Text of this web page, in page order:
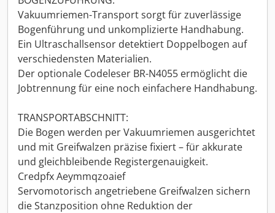
Vakuumriemen-Transport sorgt für zuverlässige
Bogenführung und unkomplizierte Handhabung.
Ein Ultraschallsensor detektiert Doppelbogen auf
verschiedensten Materialien.
Der optionale Codeleser BR-N4055 ermöglicht die
Jobtrennung für eine noch einfachere Handhabung.
TRANSPORTABSCHNITT:
Die Bogen werden per Vakuumriemen ausgerichtet
und mit Greifwalzen präzise fixiert – für akkurate
und gleichbleibende Registergenauigkeit.
Credpfx Aeymmqzoaief
Servomotorisch angetriebene Greifwalzen sichern
die Stanzposition ohne Reduktion der